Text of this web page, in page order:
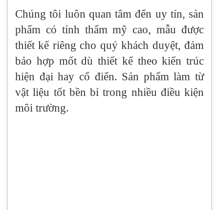
Chúng tôi luôn quan tâm đến uy tín, sản
phẩm có tính thẩm mỹ cao, mẫu được
thiết kế riêng cho quý khách duyệt, đảm
bảo hợp mốt dù thiết kế theo kiến trúc
hiện đại hay cổ điển. Sản phẩm làm từ
vật liệu tốt bền bỉ trong nhiều điều kiện
môi trường.